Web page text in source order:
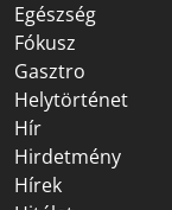
Egészség
Fókusz
Gasztro
Helytörténet
Hír
Hirdetmény
Hírek